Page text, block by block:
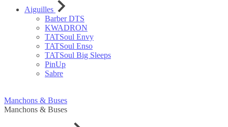
Aiguilles
Barber DTS
KWADRON
TATSoul Envy
TATSoul Enso
TATSoul Big Sleeps
PinUp
Sabre
Manchons & Buses
Manchons & Buses